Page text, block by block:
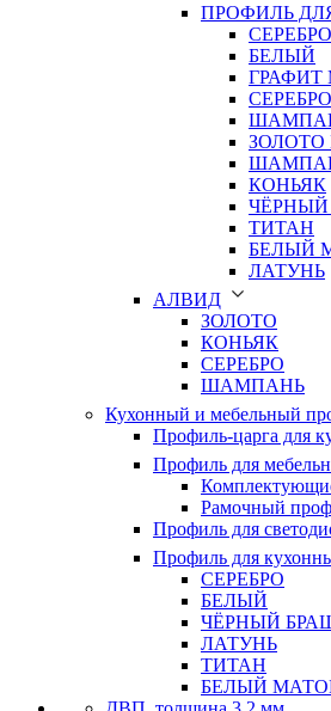
ПРОФИЛЬ
СЕРЕБРО
БЕЛЫЙ
ЗОЛОТО
КОНЬЯК
ТИТАН
БЕЛЫЙ
ЛАТУНЬ
АЛВИД
ЗОЛОТО
КОНЬЯК
СЕРЕБРО
ШАМПАНЬ
Кухонный и мебельный
Профиль-царга для
Профиль для
Рамочный
Профиль для
Профиль для
СЕРЕБРО
БЕЛЫЙ
ЧЁРНЫЙ
ЛАТУНЬ
ТИТАН
БЕЛЫЙ